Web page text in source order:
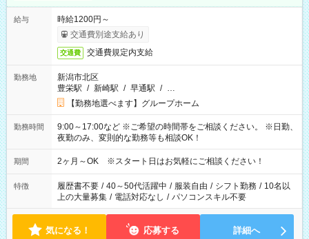
給与
時給1200円～
交通費別途支給あり
交通費 交通費規定内支給
勤務地
新潟市北区
豊栄駅 / 新崎駅 / 早通駅 / …
【勤務地選べます】グループホーム
勤務時間
9:00～17:00など ※ご希望の時間帯をご相談ください。 ※日勤、
夜勤のみ、変則的な勤務等も相談OK！
期間 2ヶ月～OK ※スタート日はお気軽にご相談ください！
特徴 履歴書不要 / 40～50代活躍中 / 服装自由 / シフト勤務 / 10名以
上の大量募集 / 電話対応なし / パソコンスキル不要
気になる！ 応募する 詳細へ